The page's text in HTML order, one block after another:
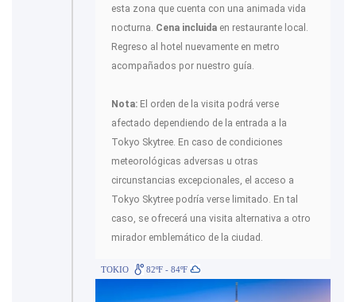
esta zona que cuenta con una animada vida
nocturna. Cena incluida en restaurante local.
Regreso al hotel nuevamente en metro
acompañados por nuestro guía.
Nota: El orden de la visita podrá verse
afectado dependiendo de la entrada a la
Tokyo Skytree. En caso de condiciones
meteorológicas adversas u otras
circunstancias excepcionales, el acceso a
Tokyo Skytree podría verse limitado. En tal
caso, se ofrecerá una visita alternativa a otro
mirador emblemático de la ciudad.
TOKIO 82ºF - 84ºF